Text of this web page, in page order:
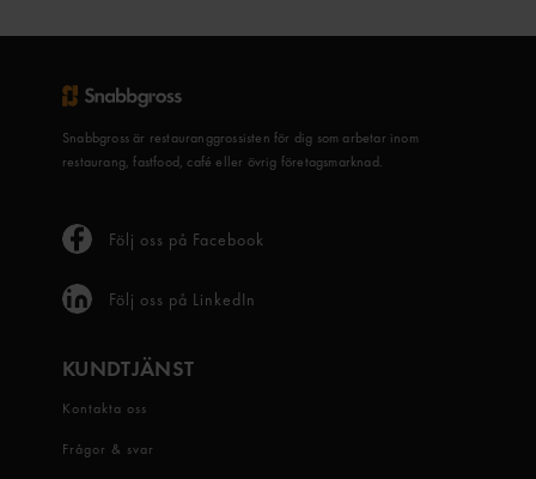
Snabbgross är restauranggrossisten för dig som arbetar inom
restaurang, fastfood, café eller övrig företagsmarknad.
Följ oss på Facebook
Följ oss på LinkedIn
KUNDTJÄNST
Kontakta oss
Frågor & svar